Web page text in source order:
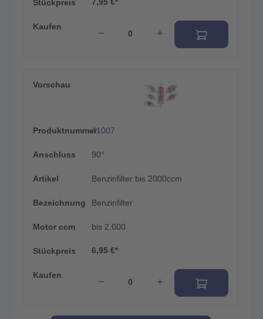
Stückpreis
Kaufen
Vorschau
Produktnummer41007
Anschluss 90°
Artikel Benzinfilter bis 2000ccm
Bezeichnung Benzinfilter
Motor ccm bis 2.000
Stückpreis 6,95 €*
Kaufen